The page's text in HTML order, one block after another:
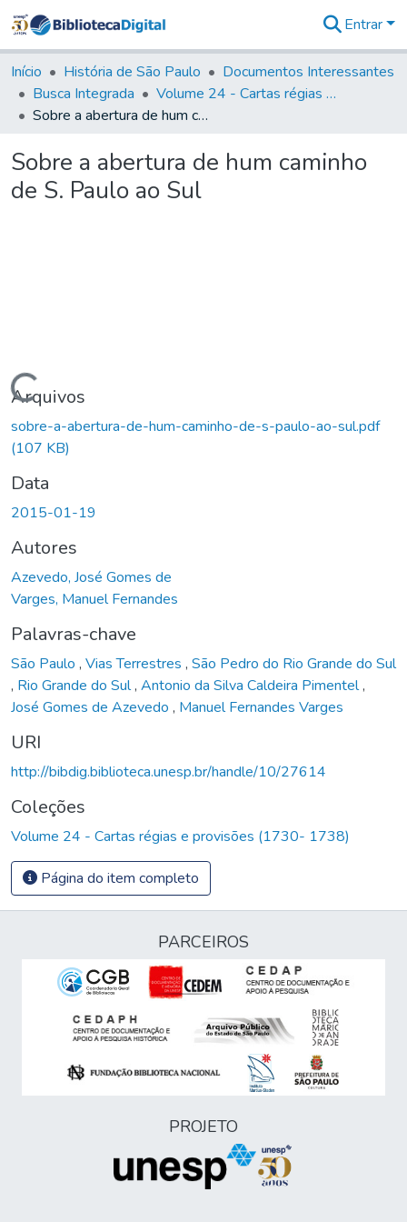
&
Coleções
Tudo na
Biblioteca
Estatísticas
Entrar
Início História de São Paulo
Documentos Interessantes
Busca Integrada
Volume 24 - Cartas régias e provisões (1730- 1738)
Sobre a abertura de hum caminho de S. Paulo ao Sul
Sobre a abertura de hum caminho
de S. Paulo ao Sul
Carregando...
Arquivos
sobre-a-abertura-de-hum-caminho-de-s-paulo-ao-sul.pdf
(107 KB)
Data
2015-01-19
Autores
Azevedo, José Gomes de
Varges, Manuel Fernandes
Palavras-chave
São Paulo , Vias Terrestres , São Pedro do Rio Grande do Sul
, Rio Grande do Sul, Antonio da Silva Caldeira Pimentel,
José Gomes de Azevedo , Manuel Fernandes Varges
URI
http://bibdig.biblioteca.unesp.br/handle/10/27614
Coleções
Volume 24 - Cartas régias e provisões (1730- 1738)
Página do item completo
PARCEIROS
PROJETO